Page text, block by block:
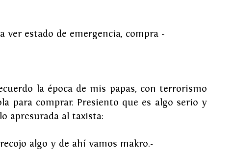
ver estado de emergencia, compra -
la época de mis papas, con terrorismo
para comprar. Presiento que es algo serio y
apresurada al taxista:
algo y de ahí vamos makro.-